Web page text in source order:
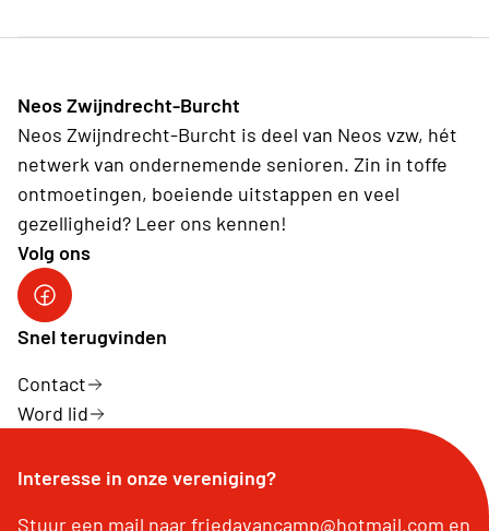
Neos Zwijndrecht-Burcht
Neos Zwijndrecht-Burcht is deel van Neos vzw, hét
netwerk van ondernemende senioren. Zin in toffe
ontmoetingen, boeiende uitstappen en veel
gezelligheid? Leer ons kennen!
Volg ons
facebook site
Snel terugvinden
Contact
Word lid
Interesse in onze vereniging?
Stuur een mail naar friedavancamp@hotmail.com en